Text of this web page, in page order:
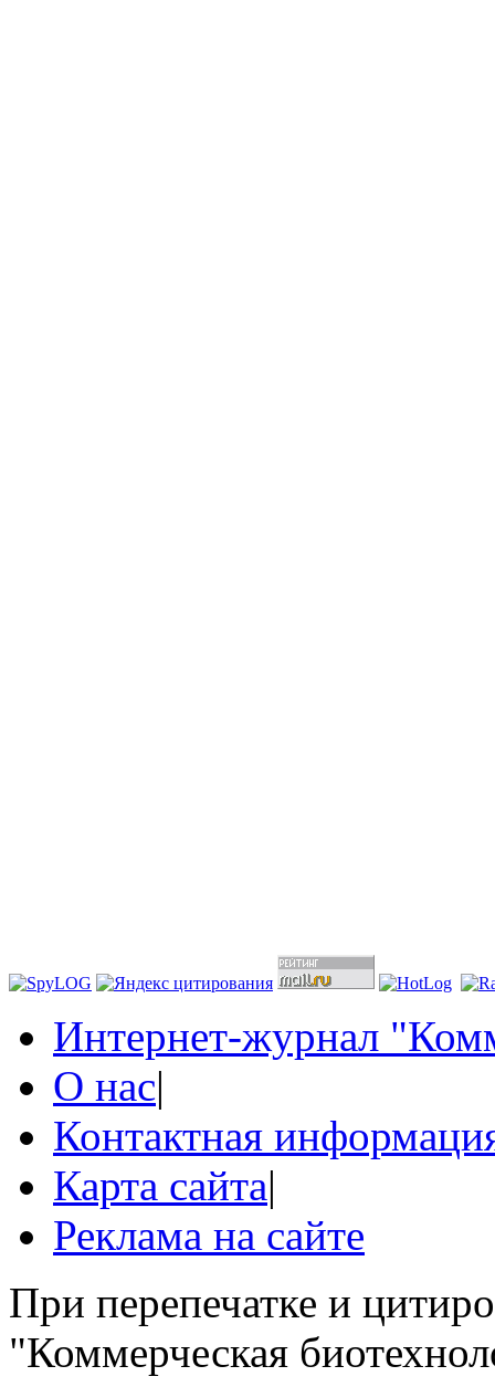
Интернет-журнал
О нас|
Контактная
Карта сайта|
Реклама на сайте
При перепечатке и
"Коммерческая